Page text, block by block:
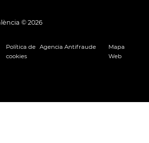
© 2026
Política de
cookies
Agencia Antifraude
Mapa
Web